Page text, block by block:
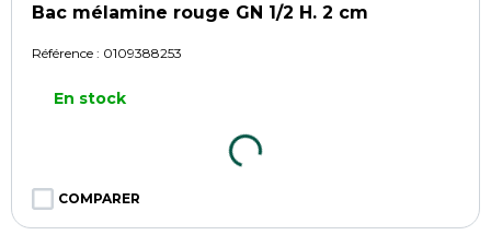
Bac mélamine rouge GN 1/2 H. 2 cm
Référence : 0109388253
En stock
COMPARER